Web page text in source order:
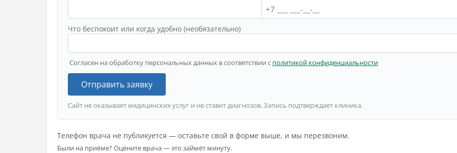
Что беспокоит или когда удобно (необязательно)
Согласен на обработку персональных данных в соответствии с политикой конфиденциальности
Отправить заявку
Сайт не оказывает медицинских услуг и не ставит диагнозов. Запись подтверждает клиника.
Телефон врача не публикуется — оставьте свой в форме выше, и мы перезвоним.
Были на приёме? Оцените врача — это займёт минуту.